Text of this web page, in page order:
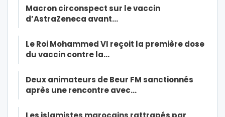
Macron circonspect sur le vaccin
d’AstraZeneca avant…
Le Roi Mohammed VI reçoit la première dose
du vaccin contre la…
Deux animateurs de Beur FM sanctionnés
après une rencontre avec…